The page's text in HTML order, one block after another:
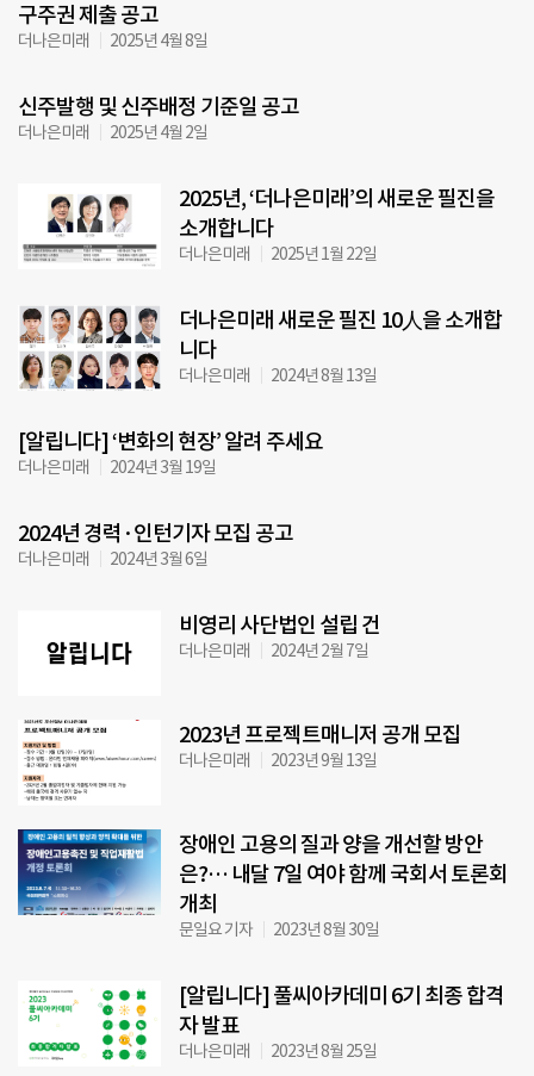
구주권 제출 공고
더나은미래 2025년 4월 8일
신주발행 및 신주배정 기준일 공고
더나은미래 2025년 4월 2일
2025년, ‘더나은미래’의 새로운 필진을
소개합니다
더나은미래 2025년 1월 22일
더나은미래 새로운 필진 10人을 소개합
니다
더나은미래 2024년 8월 13일
[알립니다] ‘변화의 현장’ 알려 주세요
더나은미래 2024년 3월 19일
2024년 경력·인턴기자 모집 공고
더나은미래 2024년 3월 6일
비영리 사단법인 설립 건
더나은미래 2024년 2월 7일
2023년 프로젝트매니저 공개 모집
더나은미래 2023년 9월 13일
장애인 고용의 질과 양을 개선할 방안
은?… 내달 7일 여야 함께 국회서 토론회
개최
문일요 기자 2023년 8월 30일
[알립니다] 풀씨아카데미 6기 최종 합격
자 발표
더나은미래 2023년 8월 25일